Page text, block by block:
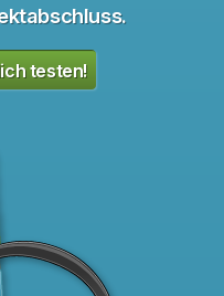
testen!